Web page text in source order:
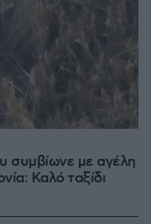
συμβίωνε με αγέλη
Καλό ταξίδι